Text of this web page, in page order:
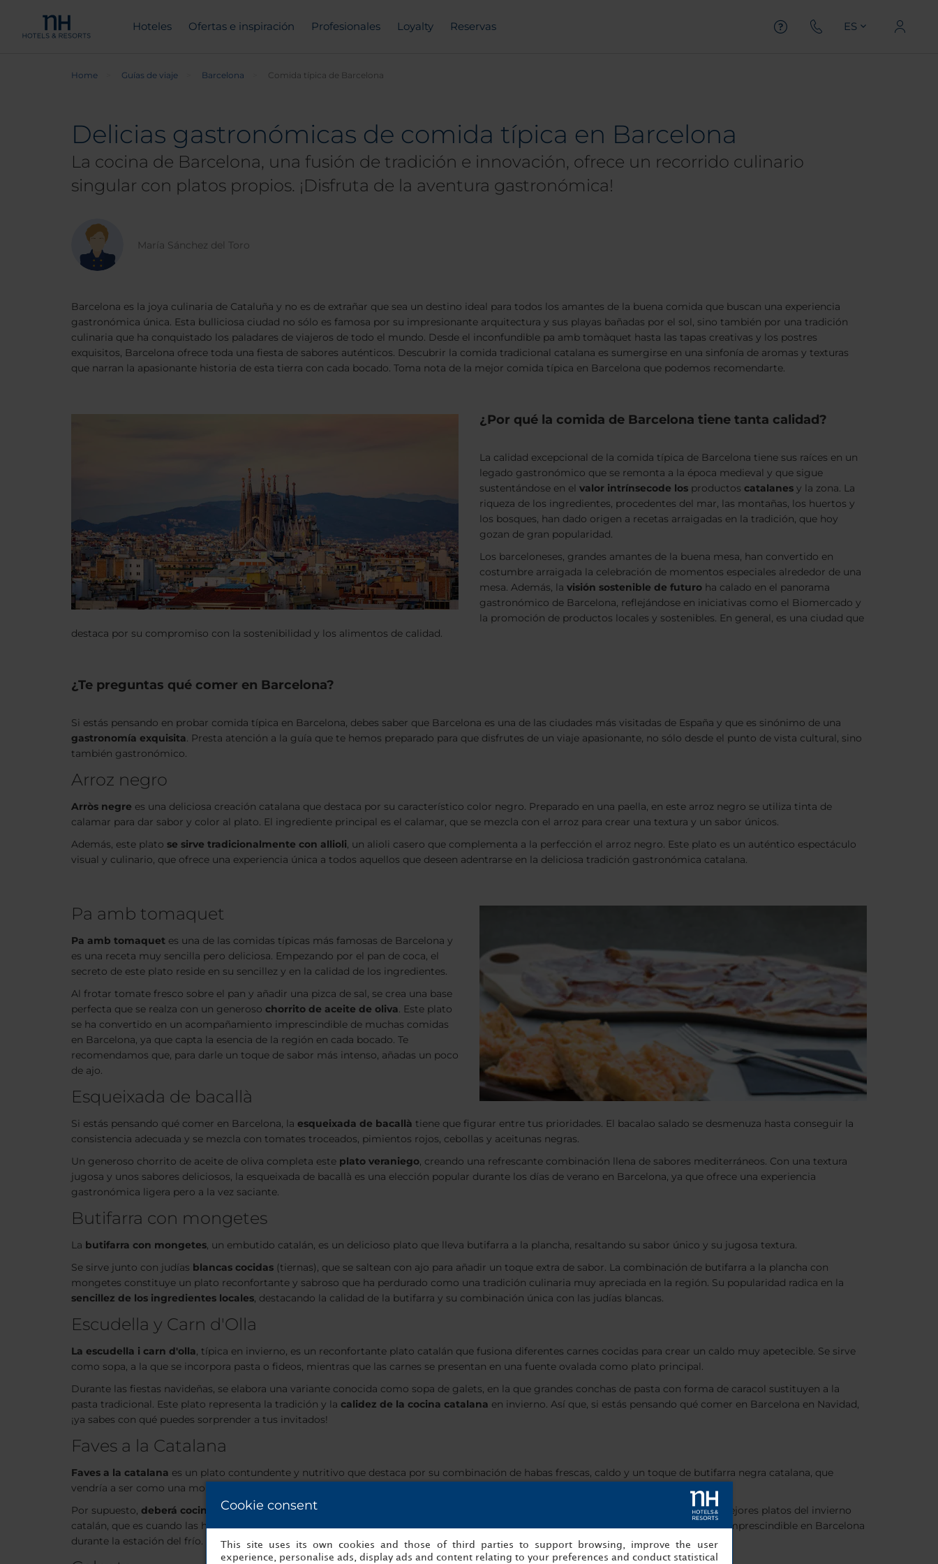
Hoteles Ofertas e inspiración Profesionales Loyalty Reservas ES
Home Guías de viaje Barcelona Comida típica de Barcelona
Delicias gastronómicas de comida típica en Barcelona
La cocina de Barcelona, una fusión de tradición e innovación, ofrece un recorrido culinario
singular con platos propios. ¡Disfruta de la aventura gastronómica!
María Sánchez del Toro
Barcelona es la joya culinaria de Cataluña y no es de extrañar que sea un destino ideal para todos los amantes de la buena comida que buscan una experiencia
gastronómica única. Esta bulliciosa ciudad no sólo es famosa por su impresionante arquitectura y sus playas bañadas por el sol, sino también por una tradición
culinaria que ha conquistado los paladares de viajeros de todo el mundo. Desde el inconfundible pa amb tomàquet hasta las tapas creativas y los postres
exquisitos, Barcelona ofrece toda una fiesta de sabores auténticos. Descubrir la comida tradicional catalana es sumergirse en una sinfonía de aromas y texturas
que narran la apasionante historia de esta tierra con cada bocado. Toma nota de la mejor comida típica en Barcelona que podemos recomendarte.
¿Por qué la comida de Barcelona tiene tanta calidad?
La calidad excepcional de la comida típica de Barcelona tiene sus raíces en un
legado gastronómico que se remonta a la época medieval y que sigue
sustentándose en el valor intrínsecode los productos catalanes y la zona. La
riqueza de los ingredientes, procedentes del mar, las montañas, los huertos y
los bosques, han dado origen a recetas arraigadas en la tradición, que hoy
gozan de gran popularidad.
Los barceloneses, grandes amantes de la buena mesa, han convertido en
costumbre arraigada la celebración de momentos especiales alrededor de una
mesa. Además, la visión sostenible de futuro ha calado en el panorama
gastronómico de Barcelona, reflejándose en iniciativas como el Biomercado y
la promoción de productos locales y sostenibles. En general, es una ciudad que
destaca por su compromiso con la sostenibilidad y los alimentos de calidad.
¿Te preguntas qué comer en Barcelona?
Si estás pensando en probar comida típica en Barcelona, debes saber que Barcelona es una de las ciudades más visitadas de España y que es sinónimo de una
gastronomía exquisita. Presta atención a la guía que te hemos preparado para que disfrutes de un viaje apasionante, no sólo desde el punto de vista cultural, sino
también gastronómico.
Arroz negro
Arròs negre es una deliciosa creación catalana que destaca por su característico color negro. Preparado en una paella, en este arroz negro se utiliza tinta de
calamar para dar sabor y color al plato. El ingrediente principal es el calamar, que se mezcla con el arroz para crear una textura y un sabor únicos.
Además, este plato se sirve tradicionalmente con allioli, un alioli casero que complementa a la perfección el arroz negro. Este plato es un auténtico espectáculo
visual y culinario, que ofrece una experiencia única a todos aquellos que deseen adentrarse en la deliciosa tradición gastronómica catalana.
Pa amb tomaquet
Pa amb tomaquet es una de las comidas típicas más famosas de Barcelona y
es una receta muy sencilla pero deliciosa. Empezando por el pan de coca, el
secreto de este plato reside en su sencillez y en la calidad de los ingredientes.
Al frotar tomate fresco sobre el pan y añadir una pizca de sal, se crea una base
perfecta que se realza con un generoso chorrito de aceite de oliva. Este plato
se ha convertido en un acompañamiento imprescindible de muchas comidas
en Barcelona, ya que capta la esencia de la región en cada bocado. Te
recomendamos que, para darle un toque de sabor más intenso, añadas un poco
de ajo.
Esqueixada de bacallà
Si estás pensando qué comer en Barcelona, la esqueixada de bacallà tiene que figurar entre tus prioridades. El bacalao salado se desmenuza hasta conseguir la
consistencia adecuada y se mezcla con tomates troceados, pimientos rojos, cebollas y aceitunas negras.
Un generoso chorrito de aceite de oliva completa este plato veraniego, creando una refrescante combinación llena de sabores mediterráneos. Con una textura
jugosa y unos sabores deliciosos, la esqueixada de bacallà es una elección popular durante los días de verano en Barcelona, ya que ofrece una experiencia
gastronómica ligera pero a la vez saciante.
Butifarra con mongetes
La butifarra con mongetes, un embutido catalán, es un delicioso plato que lleva butifarra a la plancha, resaltando su sabor único y su jugosa textura.
Se sirve junto con judías blancas cocidas (tiernas), que se saltean con ajo para añadir un toque extra de sabor. La combinación de butifarra a la plancha con
mongetes constituye un plato reconfortante y sabroso que ha perdurado como una tradición culinaria muy apreciada en la región. Su popularidad radica en la
sencillez de los ingredientes locales, destacando la calidad de la butifarra y su combinación única con las judías blancas.
Escudella y Carn d'Olla
La escudella i carn d'olla, típica en invierno, es un reconfortante plato catalán que fusiona diferentes carnes cocidas para crear un caldo muy apetecible. Se sirve
como sopa, a la que se incorpora pasta o fideos, mientras que las carnes se presentan en una fuente ovalada como plato principal.
Durante las fiestas navideñas, se elabora una variante conocida como sopa de galets, en la que grandes conchas de pasta con forma de caracol sustituyen a la
pasta tradicional. Este plato representa la tradición y la calidez de la cocina catalana en invierno. Así que, si estás pensando qué comer en Barcelona en Navidad,
¡ya sabes con qué puedes sorprender a tus invitados!
Faves a la Catalana
Faves a la catalana es un plato contundente y nutritivo que destaca por su combinación de habas frescas, caldo y un toque de butifarra negra catalana, que
vendría a ser como una morcilla local.
Por supuesto, deberá cocinarse en una cazuela de barro
. Esto le da una presentación incomparable para convertirse en uno de los mejores platos del invierno
catalán, que es cuando las habas están en su mejor momento. Es sencillo de preparar y sus sabores son reconfortantes, lo que lo hace imprescindible en Barcelona
durante la estación del frío.
Cookie consent
This site uses its own cookies and those of third parties to support browsing, improve the user
experience, personalise ads, display ads and content relating to your preferences and conduct statistical